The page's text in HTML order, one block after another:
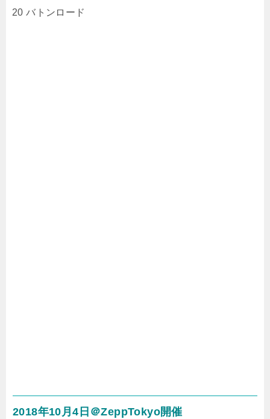
20 バトンロード
2018年10月4日＠ZeppTokyo開催